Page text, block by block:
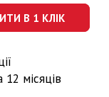
В 1 КЛІК
12 місяців